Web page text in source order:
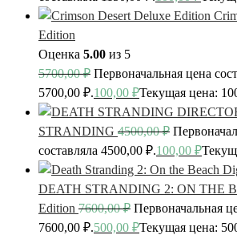
Edition
Оценка 5.00 из 5
5700,00₽ Первоначальная цена
5700,00 ₽.100,00 ₽Текущая цена:
STRANDING 4500,00₽
составляла 4500,00 ₽.100,00 ₽
DEATH STRANDING 2: ON THE
Edition 7600,00₽ Первоначальная
7600,00 ₽.500,00 ₽Текущая цена: